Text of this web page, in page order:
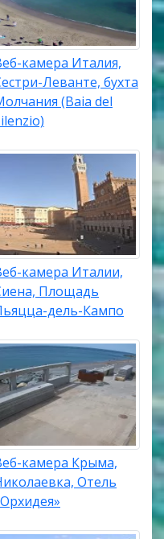
камера Италия,
Леванте, бухта
(Baia del
камера Италии,
Площадь
дель-Кампо
камера Крыма,
Отель